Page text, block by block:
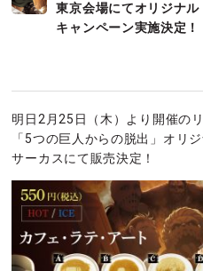
東京会場にてオリジナ
キャンペーン実施決定！
明日2月25日（木）より開催の
「5つの巨人からの脱出」オリ
サーカスにて販売決定！